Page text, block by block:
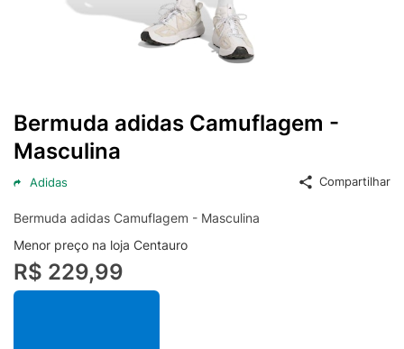
Bermuda adidas Camuflagem -
Masculina
Adidas Compartilhar
Bermuda adidas Camuflagem - Masculina
Menor preço na loja Centauro
R$ 229,99